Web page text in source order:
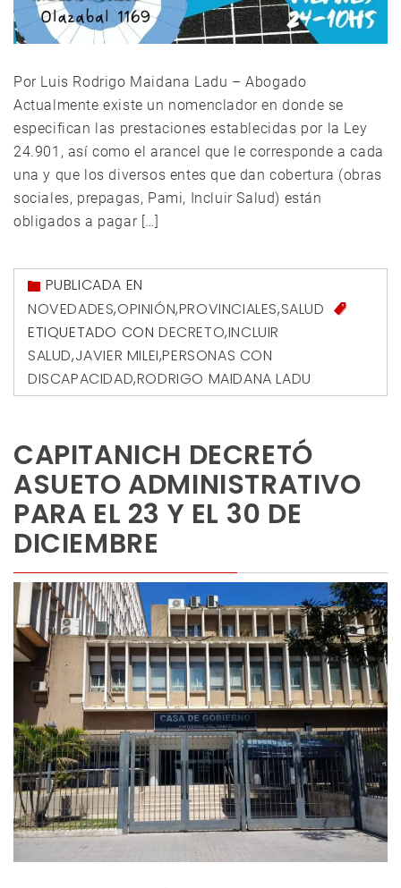
Por Luis Rodrigo Maidana Ladu – Abogado
Actualmente existe un nomenclador en donde se
especifican las prestaciones establecidas por la Ley
24.901, así como el arancel que le corresponde a cada
una y que los diversos entes que dan cobertura (obras
sociales, prepagas, Pami, Incluir Salud) están
obligados a pagar […]
PUBLICADA EN
NOVEDADES,OPINIÓN,PROVINCIALES,SALUD
ETIQUETADO CON DECRETO,INCLUIR
SALUD,JAVIER MILEI,PERSONAS CON
DISCAPACIDAD,RODRIGO MAIDANA LADU
CAPITANICH DECRETÓ
ASUETO ADMINISTRATIVO
PARA EL 23 Y EL 30 DE
DICIEMBRE